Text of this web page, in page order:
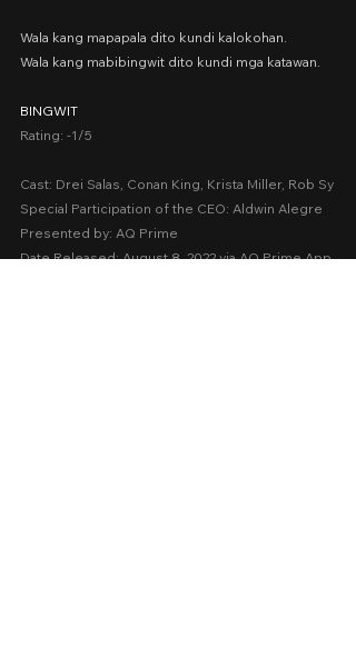
Wala kang mapapala dito kundi kalokohan.
Wala kang mabibingwit dito kundi mga katawan.
BINGWIT
Rating: -1/5
Cast: Drei Salas, Conan King, Krista Miller, Rob Sy
Special Participation of the CEO: Aldwin Alegre
Presented by: AQ Prime
Date Released: August 8, 2022 via AQ Prime App